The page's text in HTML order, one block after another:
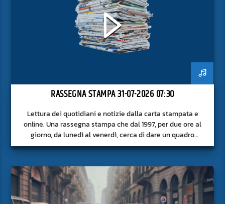
RASSEGNA STAMPA 31-07-2026 07:30
Lettura dei quotidiani e notizie dalla carta stampata e
online. Una rassegna stampa che dal 1997, per due ore al
giorno, da lunedì al venerdì, cerca di dare un quadro
approfondito delle notizie del giorno, senza fermarsi alla